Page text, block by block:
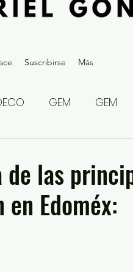
Suscribirse Más
GEM GEM
2023
Ciudadana
de las
Edoméx: